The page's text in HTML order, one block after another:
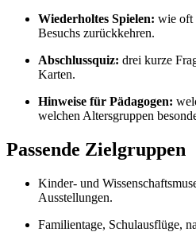
Wiederholtes Spielen: wie oft
Besuchs zurückkehren.
Abschlussquiz: drei kurze
Karten.
Hinweise für Pädagogen:
welchen Altersgruppen
Passende Zielgruppen
Kinder- und
Ausstellungen.
Familientage, Schulausflüge,